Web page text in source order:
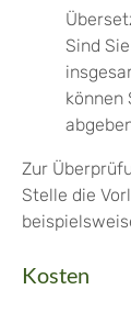
Sind
können
Zur
Stelle die
Kosten